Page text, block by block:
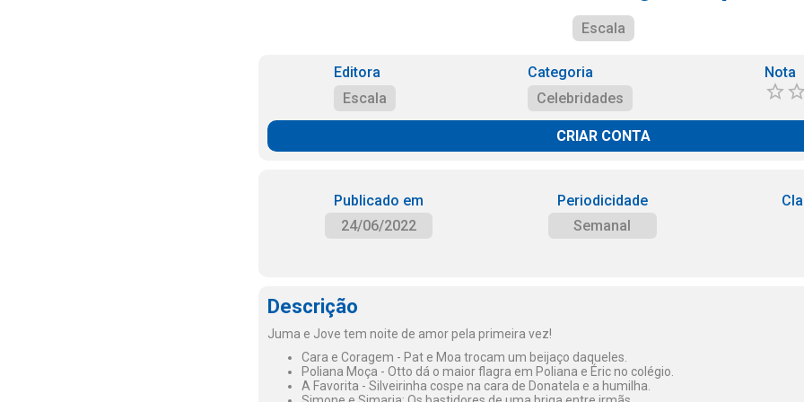
Escala
Editora
Escala
Categoria
Celebridades
Nota
CRIAR CONTA
Publicado em
24/06/2022
Periodicidade
Semanal
Descrição
Juma e Jove tem noite de amor pela primeira vez!
Cara e Coragem - Pat e Moa trocam um beijaço daqueles.
Poliana Moça - Otto dá o maior flagra em Poliana e Éric no colégio.
A Favorita - Silveirinha cospe na cara de Donatela e a humilha.